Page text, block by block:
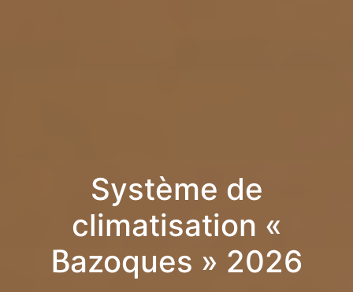
Système de
climatisation «
Bazoques » 2026